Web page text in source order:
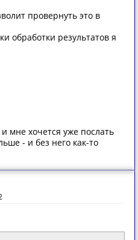
провернуть это в
обработки результатов я
мне хочется уже послать
- и без него как-то